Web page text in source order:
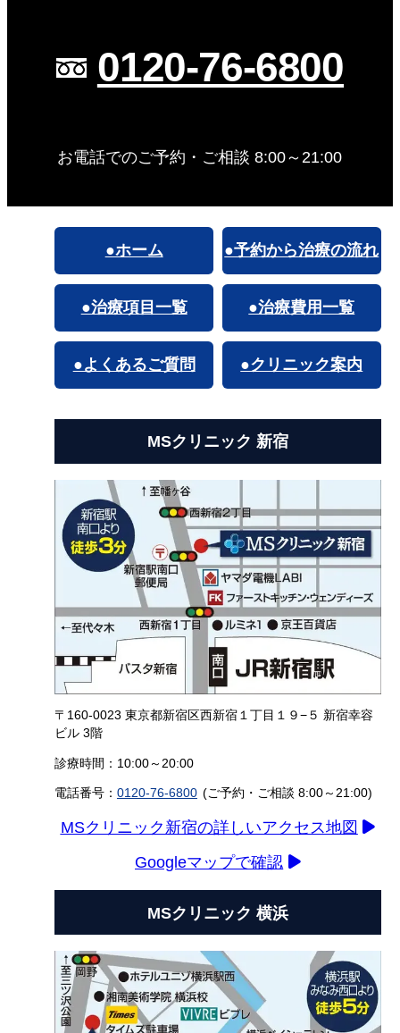
0120-76-6800
お電話でのご予約・ご相談 8:00～21:00
●ホーム ●予約から治療の流れ
●治療項目一覧 ●治療費用一覧
●よくあるご質問 ●クリニック案内
MSクリニック 新宿
〒160-0023 東京都新宿区西新宿１丁目１９−５ 新宿幸容
ビル 3階
診療時間：10:00～20:00
電話番号： 0120-76-6800 (ご予約・ご相談 8:00～21:00)
MSクリニック新宿の詳しいアクセス地図
Googleマップで確認
MSクリニック 横浜